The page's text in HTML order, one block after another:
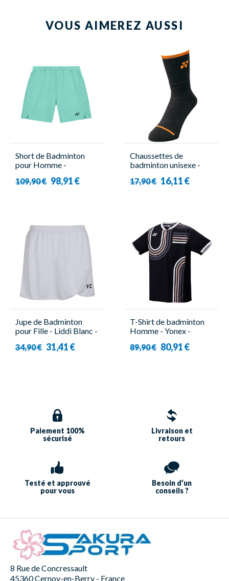
VOUS AIMEREZ AUSSI
Short de Badminton
pour Homme -
Yonex
109,90 € 98,91 €
Chaussettes de
badminton unisexe -
Axelsen Noir/Orange -
17,90 € 16,11 €
Jupe de Badminton
pour Fille - Liddi Blanc -
34,90 € 31,41 €
T-Shirt de badminton
Homme - Yonex -
89,90 € 80,91 €
Paiement 100%
sécurisé
Livraison et
retours
Testé et approuvé
pour vous
Besoin d’un
conseils ?
8 Rue de Concressault
45360 Cernoy-en-Berry - France